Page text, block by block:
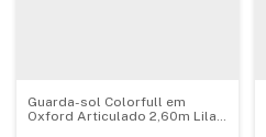
Guarda-sol Colorfull em
Oxford Articulado 2,60m Lilas